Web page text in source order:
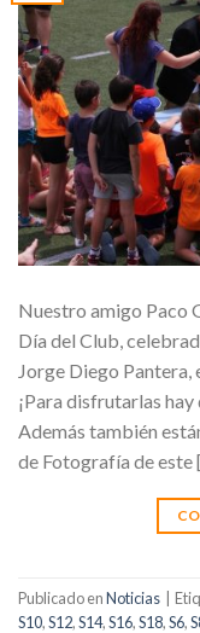
Nuestro amigo Paco
Día del Club,
Jorge Diego
¡Para disfrutarlas
Además también
de Fotografía de este
Publicado enNoticias
S10,S12,S14,S16,S18,S6,